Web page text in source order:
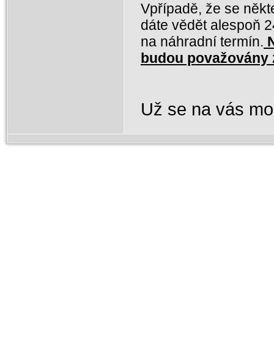
Vpřípadě, že se
dáte vědět alespoň
na náhradní termín.
budou považovány
Už se na vás